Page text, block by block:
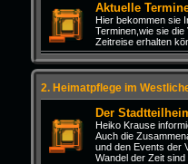
Aktuelle
Hier bekommen sie
Terminen,wie sie die
Zeitreise erhalten
2. Heimatpflege im
Der
Heiko Krause
Auch die
und den Events der
Wandel der Zeit sind